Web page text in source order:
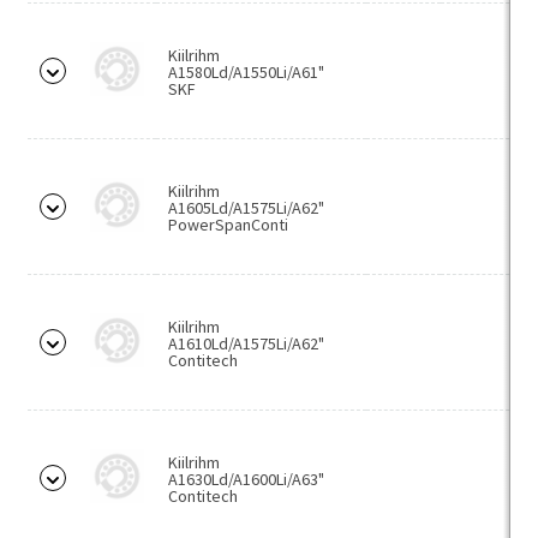
Võllimutrid
DIN 981/DIN1804
Lukustusseibid
Kiilud
Kinnituspuksid (TL/TB)
DIN 471
Distantsseibid
Kiilrihm
A1580Ld/A1550Li/A61"
SKF
Kiilrihm
A1605Ld/A1575Li/A62"
PowerSpanConti
Kiilrihm
A1610Ld/A1575Li/A62"
Contitech
Kiilrihm
A1630Ld/A1600Li/A63"
Contitech